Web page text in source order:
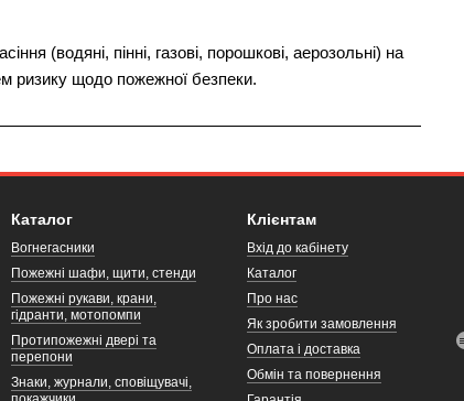
(водяні, пінні, газові, порошкові, аерозольні) на
ризику щодо пожежної безпеки.
Каталог
Вогнегасники
Пожежні шафи, щити, стенди
Пожежні рукави, крани,
гідранти, мотопомпи
Протипожежні двері та
перепони
Знаки, журнали, сповіщувачі,
Клієнтам
Вхід до кабінету
Каталог
Про нас
Як зробити замовлення
Оплата і доставка
Обмін та повернення